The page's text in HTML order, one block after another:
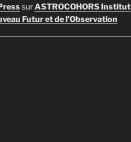
surASTROCOHORS Institut
Futur et de l’Observation